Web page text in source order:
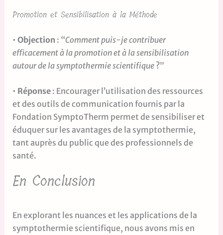
Promotion et Sensibilisation à la Méthode
• Objection: “Comment puis-je contribuer
efficacement à la promotion et à la sensibilisation
autour de la symptothermie scientifique?”
• Réponse: Encourager l’utilisation des ressources
et des outils de communication fournis par la
Fondation SymptoTherm permet de sensibiliser et
éduquer sur les avantages de la symptothermie,
tant auprès du public que des professionnels de
santé.
En Conclusion
En explorant les nuances et les applications de la
symptothermie scientifique, nous avons mis en